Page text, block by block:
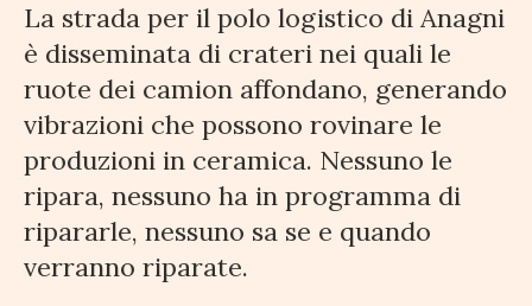
La strada per il polo logistico di Anagni
è disseminata di crateri nei quali le
ruote dei camion affondano, generando
vibrazioni che possono rovinare le
produzioni in ceramica. Nessuno le
ripara, nessuno ha in programma di
ripararle, nessuno sa se e quando
verranno riparate.